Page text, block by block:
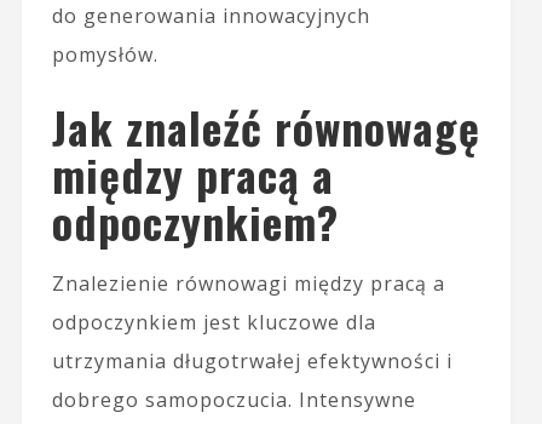
do generowania innowacyjnych
pomysłów.
Jak znaleźć równowagę
między pracą a
odpoczynkiem?
Znalezienie równowagi między pracą a
odpoczynkiem jest kluczowe dla
utrzymania długotrwałej efektywności i
dobrego samopoczucia. Intensywne